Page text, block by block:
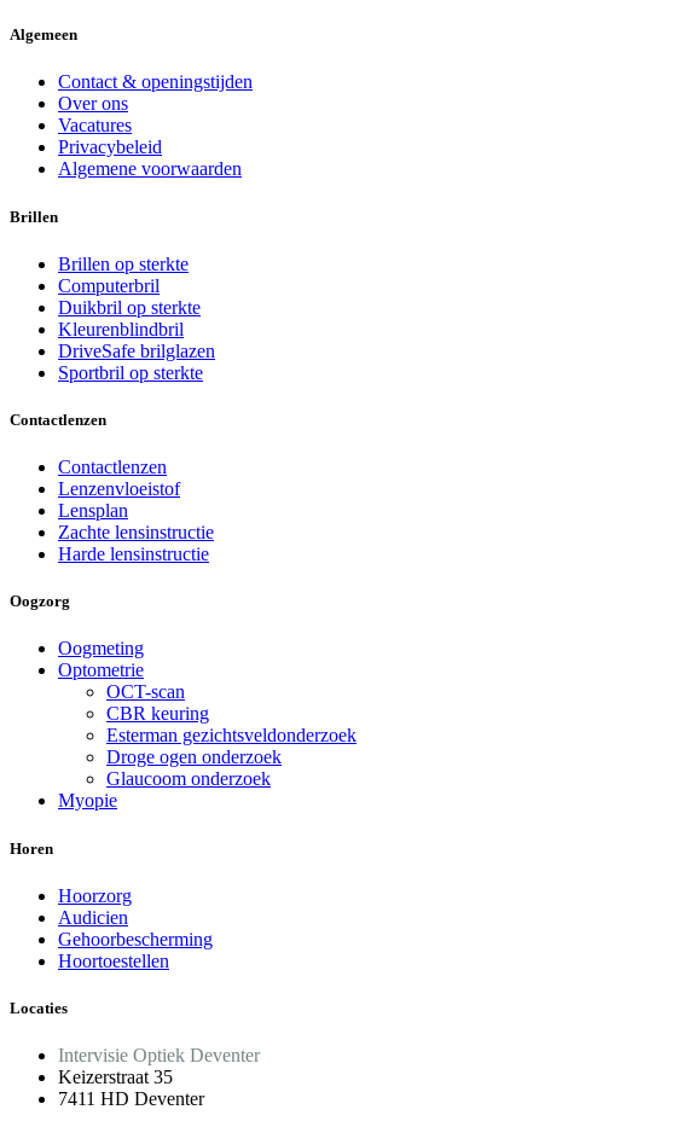
Algemeen
Contact & openingstijden
Over ons
Vacatures
Privacybeleid
Algemene voorwaarden
Brillen
Brillen op sterkte
Computerbril
Duikbril op sterkte
Kleurenblindbril
DriveSafe brilglazen
Sportbril op sterkte
Contactlenzen
Contactlenzen
Lenzenvloeistof
Lensplan
Zachte lensinstructie
Harde lensinstructie
Oogzorg
Oogmeting
Optometrie
OCT-scan
CBR keuring
Esterman gezichtsveldonderzoek
Droge ogen onderzoek
Glaucoom onderzoek
Myopie
Horen
Hoorzorg
Audicien
Gehoorbescherming
Hoortoestellen
Locaties
Intervisie Optiek Deventer
Keizerstraat 35
7411 HD Deventer